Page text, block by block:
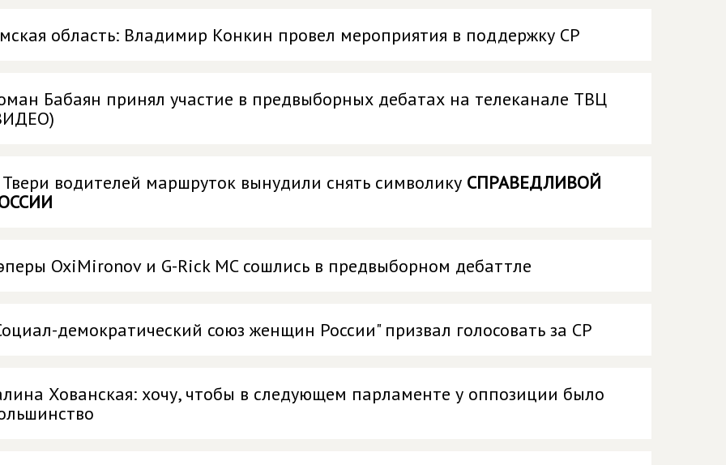
область: Владимир Конкин провел мероприятия в поддержку СР
Бабаян принял участие в предвыборных дебатах на телеканале ТВЦ
водителей маршруток вынудили снять символику СПРАВЕДЛИВОЙ
OxiMironov и G-Rick MC сошлись в предвыборном дебаттле
демократический союз женщин России" призвал голосовать за СР
Хованская: хочу, чтобы в следующем парламенте у оппозиции было